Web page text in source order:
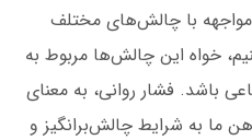
با چالش‌های مختلف
خواه این چالش‌ها مربوط به
باشد. فشار روانی، به معنای
ما به شرایط چالش‌برانگیز و